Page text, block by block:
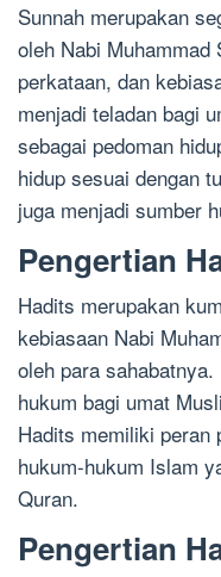
Sunnah merupakan
oleh Nabi Muhammad
perkataan, dan
menjadi teladan bagi
sebagai pedoman
hidup sesuai dengan
juga menjadi sumber
Pengertian
Hadits merupakan
kebiasaan Nabi
oleh para
hukum bagi umat
Hadits memiliki peran
hukum-hukum Islam
Quran.
Pengertian